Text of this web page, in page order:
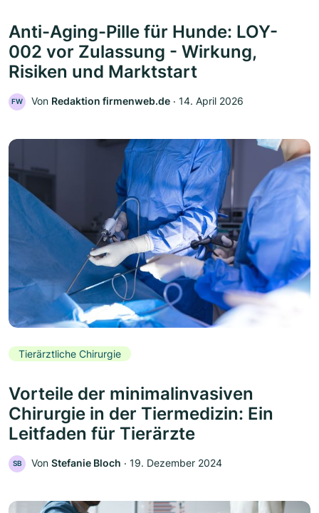
Anti-Aging-Pille für Hunde: LOY-
002 vor Zulassung - Wirkung,
Risiken und Marktstart
FW Von Redaktion firmenweb.de ‧ 14. April 2026
Tierärztliche Chirurgie
Vorteile der minimalinvasiven
Chirurgie in der Tiermedizin: Ein
Leitfaden für Tierärzte
SB Von Stefanie Bloch ‧ 19. Dezember 2024